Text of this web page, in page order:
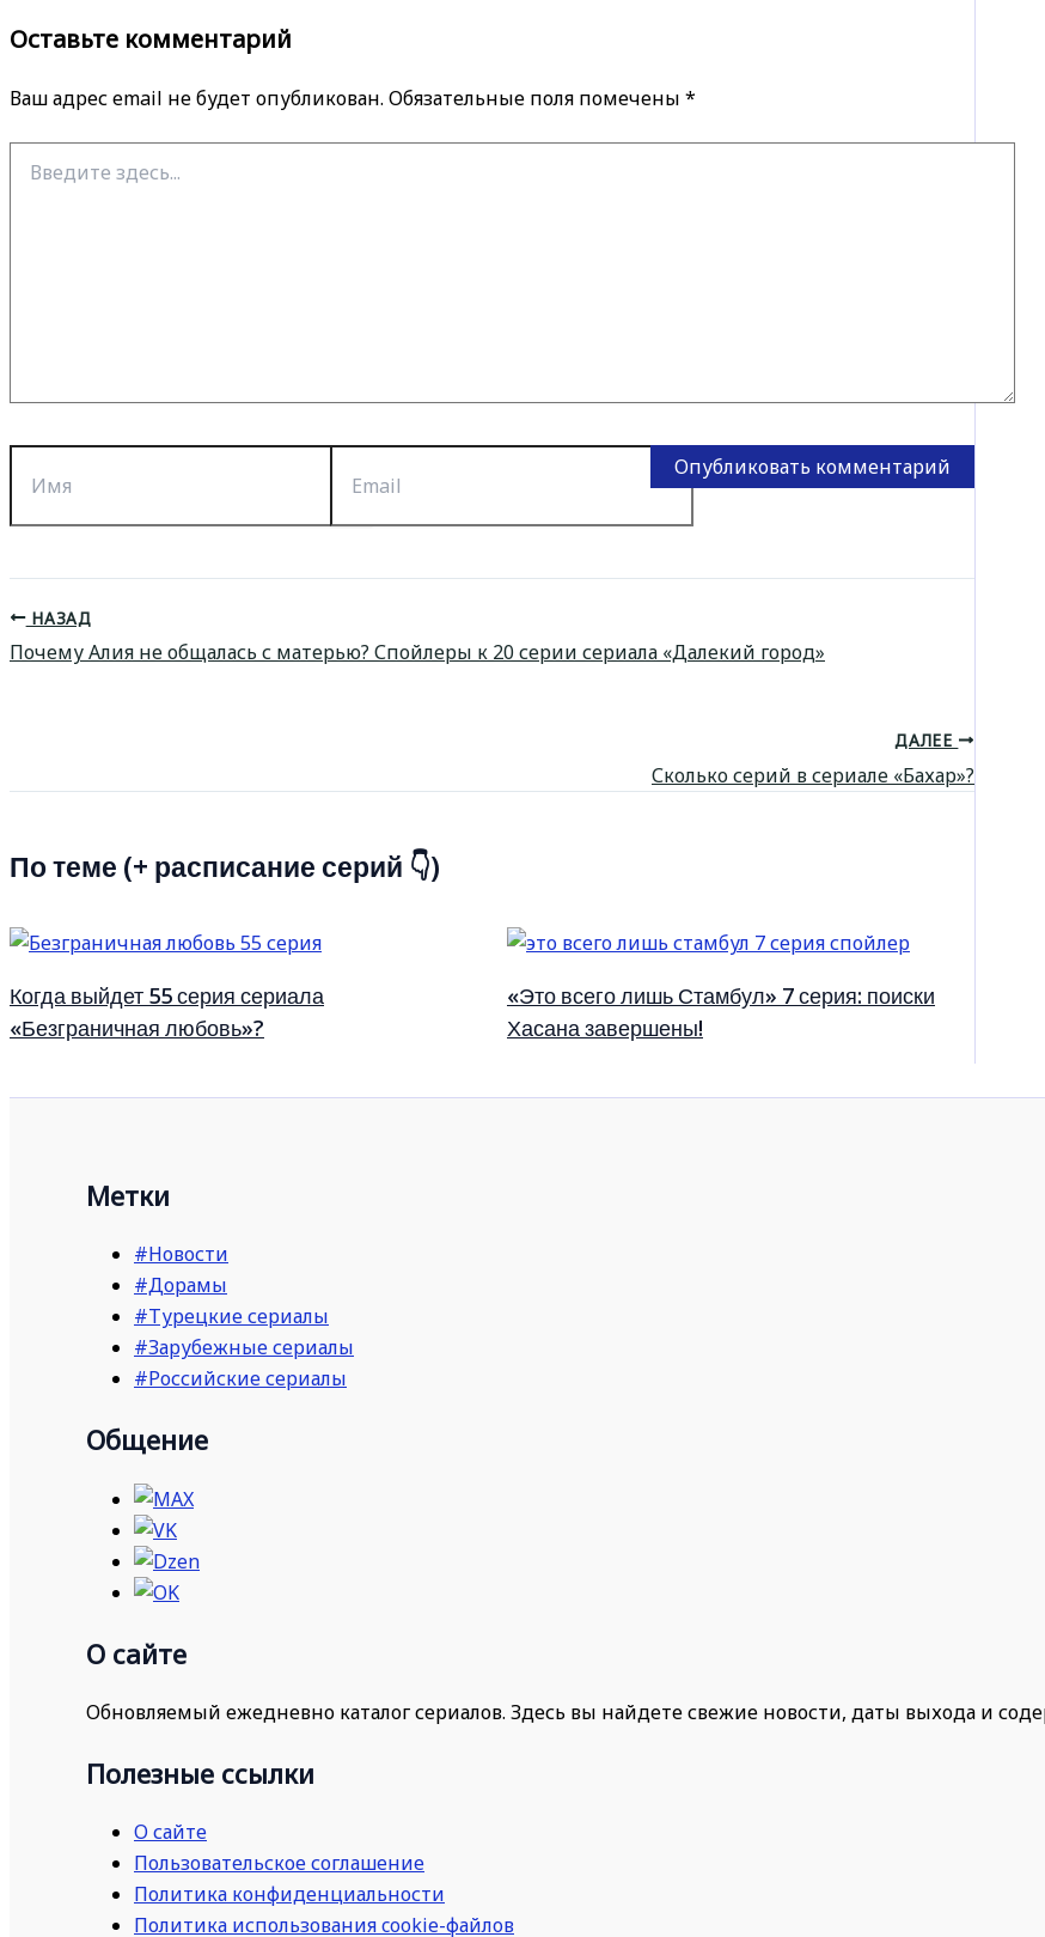
Оставьте комментарий
Ваш адрес email не будет опубликован. Обязательные поля помечены *
здесь...
Имя Email
НАЗАД
Почему Алия не общалась с матерью? Спойлеры к 20 серии сериала «Далекий город»
ДАЛЕЕ
Сколько серий в сериале «Бахар»?
По теме (+ расписание серий 👇)
Когда выйдет 55 серия сериала
«Безграничная любовь»?
«Это всего лишь Стамбул» 7 серия: поиски
Хасана завершены!
Метки
#Новости
#Дорамы
#Турецкие сериалы
#Зарубежные сериалы
#Российские сериалы
Общение
О сайте
Обновляемый ежедневно каталог сериалов. Здесь вы найдете свежие новости, даты выхода и
Полезные ссылки
О сайте
Пользовательское соглашение
Политика конфиденциальности
Политика использования cookie-файлов